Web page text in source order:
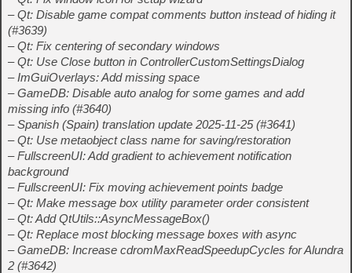
– Qt: Disable game compat comments button instead of hiding it
(#3639)
– Qt: Fix centering of secondary windows
– Qt: Use Close button in ControllerCustomSettingsDialog
– ImGuiOverlays: Add missing space
– GameDB: Disable auto analog for some games and add
missing info (#3640)
– Spanish (Spain) translation update 2025-11-25 (#3641)
– Qt: Use metaobject class name for saving/restoration
– FullscreenUI: Add gradient to achievement notification
background
– FullscreenUI: Fix moving achievement points badge
– Qt: Make message box utility parameter order consistent
– Qt: Add QtUtils::AsyncMessageBox()
– Qt: Replace most blocking message boxes with async
– GameDB: Increase cdromMaxReadSpeedupCycles for Alundra
2 (#3642)